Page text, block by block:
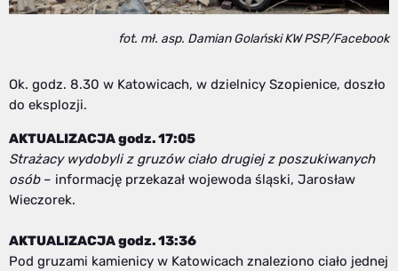
fot. mł. asp. Damian Golański KW PSP/Facebook
Ok. godz. 8.30 w Katowicach, w dzielnicy Szopienice, doszło
do eksplozji.
AKTUALIZACJA godz. 17:05
Strażacy wydobyli z gruzów ciało drugiej z poszukiwanych
osób – informację przekazał wojewoda śląski, Jarosław
Wieczorek.
AKTUALIZACJA godz. 13:36
Pod gruzami kamienicy w Katowicach znaleziono ciało jednej